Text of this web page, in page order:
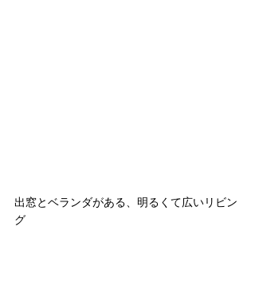
出窓とベランダがある、明るくて広いリビン
グ